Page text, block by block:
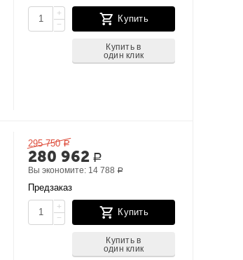
+
−
Купить
Купить в
один клик
295 750 Р
280 962 Р
Вы экономите: 14 788 Р
Предзаказ
+
−
Купить
Купить в
один клик